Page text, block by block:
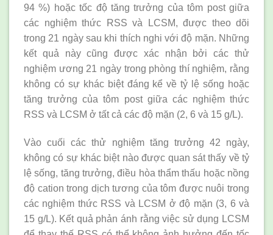
94 %) hoặc tốc độ tăng trưởng của tôm post giữa
các nghiệm thức RSS và LCSM, được theo dõi
trong 21 ngày sau khi thích nghi với độ mặn. Những
kết quả này cũng được xác nhận bởi các thử
nghiệm ương 21 ngày trong phòng thí nghiệm, rằng
không có sự khác biệt đáng kể về tỷ lệ sống hoặc
tăng trưởng của tôm post giữa các nghiệm thức
RSS và LCSM ở tất cả các độ mặn (2, 6 và 15 g/L).
Vào cuối các thử nghiệm tăng trưởng 42 ngày,
không có sự khác biệt nào được quan sát thấy về tỷ
lệ sống, tăng trưởng, điều hòa thẩm thấu hoặc nồng
độ cation trong dịch tương của tôm được nuôi trong
các nghiệm thức RSS và LCSM ở độ mặn (3, 6 và
15 g/L). Kết quả phản ánh rằng việc sử dụng LCSM